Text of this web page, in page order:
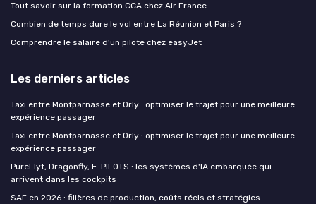
Tout savoir sur la formation CCA chez Air France
Combien de temps dure le vol entre La Réunion et Paris ?
Comprendre le salaire d'un pilote chez easyJet
Les derniers articles
Taxi entre Montparnasse et Orly : optimiser le trajet pour une meilleure
expérience passager
Taxi entre Montparnasse et Orly : optimiser le trajet pour une meilleure
expérience passager
PureFlyt, Dragonfly, E-PILOTS : les systèmes d'IA embarquée qui
arrivent dans les cockpits
SAF en 2026 : filières de production, coûts réels et stratégies